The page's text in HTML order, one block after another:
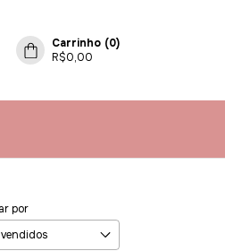
Carrinho (0)
R$0,00
por